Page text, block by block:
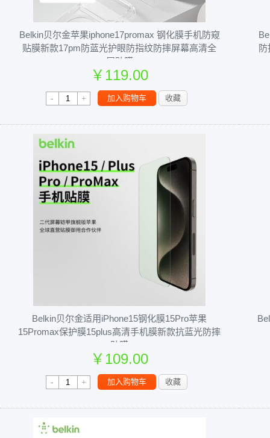
Belkin贝尔金苹果iphone17promax 钢化膜手机防窥
贴膜新款17pm防蓝光护眼防指纹防摔屏幕高清全
屏贴膜
￥119.00
￥149.00
- + 加入购物车 收藏
Belkin贝尔金适用iPhone15钢化膜15Pro苹果
15Promax保护膜15plus高清手机膜新款抗蓝光防摔
贴膜
￥109.00
￥189.00
- + 加入购物车 收藏